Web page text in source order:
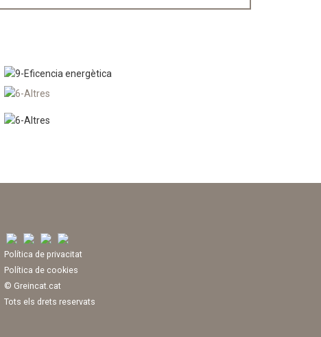
Política de privacitat
Política de cookies
© Greincat.cat
Tots els drets reservats